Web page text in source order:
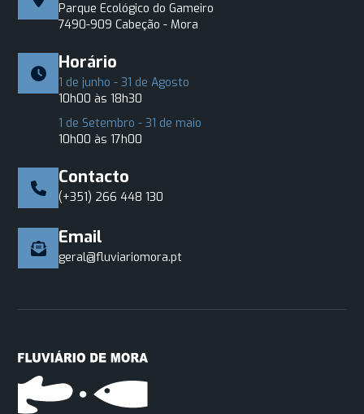
Parque Ecológico do Gameiro
7490-909 Cabeção - Mora
Horário
1 de junho - 31 de Agosto
10h00 às 18h30
1 de Setembro - 31 de maio
10h00 às 17h00
Contacto
(+351) 266 448 130
Email
geral@fluviariomora.pt